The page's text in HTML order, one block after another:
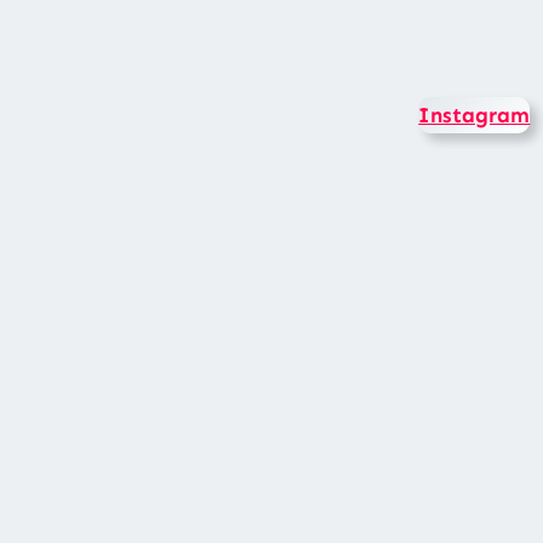
Instagram